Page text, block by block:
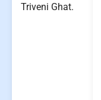
Triveni Ghat.